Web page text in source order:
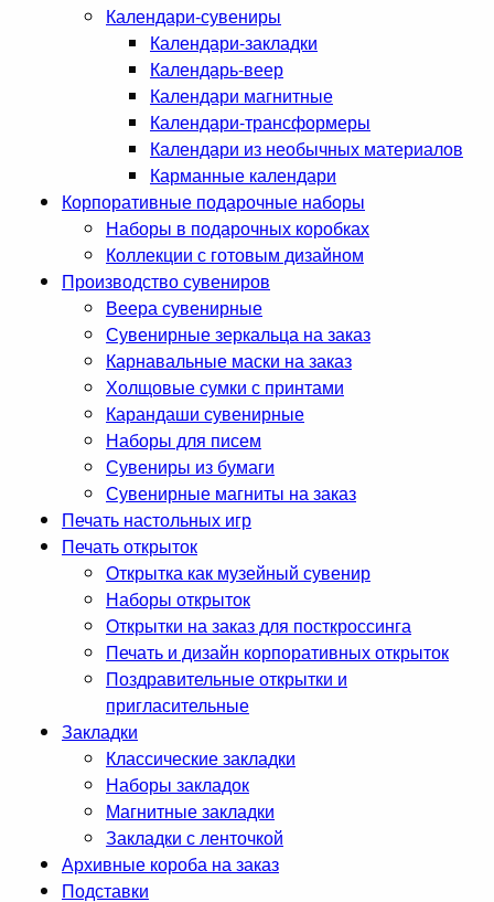
Календари-сувениры
Календари-закладки
Календарь-веер
Календари магнитные
Календари-трансформеры
Календари из необычных материалов
Карманные календари
Корпоративные подарочные наборы
Наборы в подарочных коробках
Коллекции с готовым дизайном
Производство сувениров
Веера сувенирные
Сувенирные зеркальца на заказ
Карнавальные маски на заказ
Холщовые сумки с принтами
Карандаши сувенирные
Наборы для писем
Сувениры из бумаги
Сувенирные магниты на заказ
Печать настольных игр
Печать открыток
Открытка как музейный сувенир
Наборы открыток
Открытки на заказ для посткроссинга
Печать и дизайн корпоративных открыток
Поздравительные открытки и
пригласительные
Закладки
Классические закладки
Наборы закладок
Магнитные закладки
Закладки с ленточкой
Архивные короба на заказ
Подставки